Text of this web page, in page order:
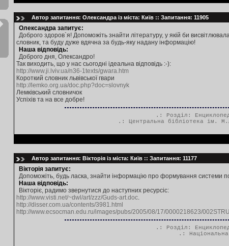
Автор запитання: Олександра із міста: Київ :: Запитання: 11905
Олександра запитує:
Доброго здоров`я! Допоможіть знайти літературу, у якій би
словник, та буду дуже вдячна за будь-яку надану інформацію!
Наша відповідь:
Доброго дня, Олександро!
Так виходить, що у нас сьогодні ідеальна відповідь :-):
http://www.ji.lviv.ua/n36-1texts/gwara.htm
Короткий словник львівської гвари
http://lemko.org.ua/doc.php?doc=slovnyk
Лемківський словничок
Успіхів та на все добре!
.: Розділ:
.: Центральна бібліотека ім.
Автор запитання: Вікторія із міста: Київ :: Запитання: 11177
Вікторія запитує:
Допоможіть, будь ласка, знайти інформацію про формування системи
Наша відповідь:
Вікторіє, радимо звернутися до наступних ресурсіс:
http://www.visti.net/~dwl/art/zzz/Guds-art.doc.
http://disser.com.ua/contents/3981.html
http://www.ecsocman.edu.ru/images/pubs/2005/08/17/0000218623/
.: Розділ:
.: